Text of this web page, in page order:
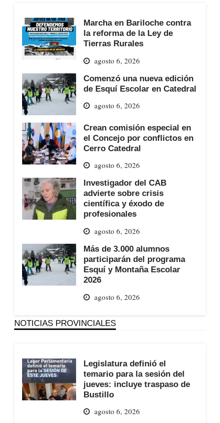
Marcha en Bariloche contra
la reforma de la Ley de
Tierras Rurales
agosto 6, 2026
Comenzó una nueva edición
de Esquí Escolar en Catedral
agosto 6, 2026
Crean comisión especial en
el Concejo por conflictos en
Cerro Catedral
agosto 6, 2026
Investigador del CAB
advierte sobre crisis
científica y éxodo de
profesionales
agosto 6, 2026
Más de 3.000 alumnos
participarán del programa
Esquí y Montaña Escolar
2026
agosto 6, 2026
NOTICIAS PROVINCIALES
Legislatura definió el
temario para la sesión del
jueves: incluye traspaso de
Bustillo
agosto 6, 2026